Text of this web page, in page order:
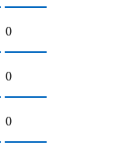
0
0
0